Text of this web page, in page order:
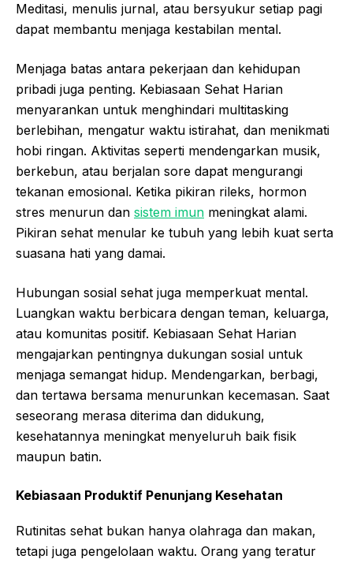
Meditasi, menulis jurnal, atau bersyukur setiap pagi
dapat membantu menjaga kestabilan mental.
Menjaga batas antara pekerjaan dan kehidupan
pribadi juga penting. Kebiasaan Sehat Harian
menyarankan untuk menghindari multitasking
berlebihan, mengatur waktu istirahat, dan menikmati
hobi ringan. Aktivitas seperti mendengarkan musik,
berkebun, atau berjalan sore dapat mengurangi
tekanan emosional. Ketika pikiran rileks, hormon
stres menurun dan sistem imun meningkat alami.
Pikiran sehat menular ke tubuh yang lebih kuat serta
suasana hati yang damai.
Hubungan sosial sehat juga memperkuat mental.
Luangkan waktu berbicara dengan teman, keluarga,
atau komunitas positif. Kebiasaan Sehat Harian
mengajarkan pentingnya dukungan sosial untuk
menjaga semangat hidup. Mendengarkan, berbagi,
dan tertawa bersama menurunkan kecemasan. Saat
seseorang merasa diterima dan didukung,
kesehatannya meningkat menyeluruh baik fisik
maupun batin.
Kebiasaan Produktif Penunjang Kesehatan
Rutinitas sehat bukan hanya olahraga dan makan,
tetapi juga pengelolaan waktu. Orang yang teratur